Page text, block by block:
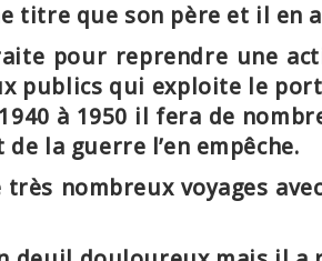
titre que son père et il en
pour reprendre une
publics qui exploite le
à 1950 il fera de
la guerre l’en empêche.
nombreux voyages